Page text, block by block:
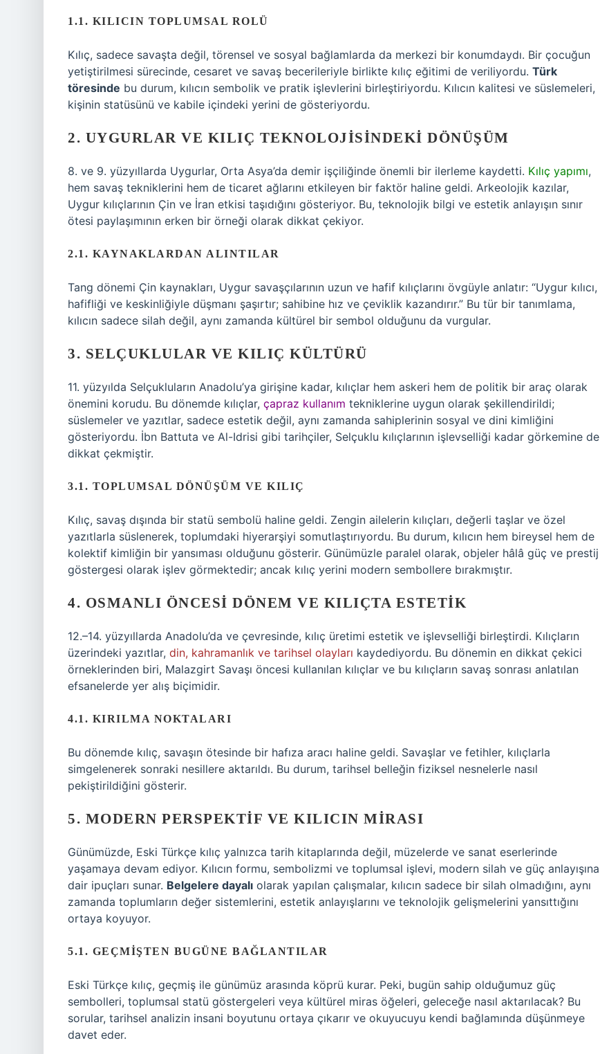
1.1. KILICIN TOPLUMSAL ROLÜ
Kılıç, sadece savaşta değil, törensel ve sosyal bağlamlarda da merkezi bir konumdaydı. Bir çocuğun
yetiştirilmesi sürecinde, cesaret ve savaş becerileriyle birlikte kılıç eğitimi de veriliyordu. Türk
töresinde bu durum, kılıcın sembolik ve pratik işlevlerini birleştiriyordu. Kılıcın kalitesi ve süslemeleri,
kişinin statüsünü ve kabile içindeki yerini de gösteriyordu.
2. UYGURLAR VE KILIÇ TEKNOLOJISINDEKI DÖNÜŞÜM
8. ve 9. yüzyıllarda Uygurlar, Orta Asya’da demir işçiliğinde önemli bir ilerleme kaydetti. Kılıç yapımı,
hem savaş tekniklerini hem de ticaret ağlarını etkileyen bir faktör haline geldi. Arkeolojik kazılar,
Uygur kılıçlarının Çin ve İran etkisi taşıdığını gösteriyor. Bu, teknolojik bilgi ve estetik anlayışın sınır
ötesi paylaşımının erken bir örneği olarak dikkat çekiyor.
2.1. KAYNAKLARDAN ALINTILAR
Tang dönemi Çin kaynakları, Uygur savaşçılarının uzun ve hafif kılıçlarını övgüyle anlatır: “Uygur kılıcı,
hafifliği ve keskinliğiyle düşmanı şaşırtır; sahibine hız ve çeviklik kazandırır.” Bu tür bir tanımlama,
kılıcın sadece silah değil, aynı zamanda kültürel bir sembol olduğunu da vurgular.
3. SELÇUKLULAR VE KILIÇ KÜLTÜRÜ
11. yüzyılda Selçukluların Anadolu’ya girişine kadar, kılıçlar hem askeri hem de politik bir araç olarak
önemini korudu. Bu dönemde kılıçlar, çapraz kullanım tekniklerine uygun olarak şekillendirildi;
süslemeler ve yazıtlar, sadece estetik değil, aynı zamanda sahiplerinin sosyal ve dini kimliğini
gösteriyordu. İbn Battuta ve Al-Idrisi gibi tarihçiler, Selçuklu kılıçlarının işlevselliği kadar görkemine de
dikkat çekmiştir.
3.1. TOPLUMSAL DÖNÜŞÜM VE KILIÇ
Kılıç, savaş dışında bir statü sembolü haline geldi. Zengin ailelerin kılıçları, değerli taşlar ve özel
yazıtlarla süslenerek, toplumdaki hiyerarşiyi somutlaştırıyordu. Bu durum, kılıcın hem bireysel hem de
kolektif kimliğin bir yansıması olduğunu gösterir. Günümüzle paralel olarak, objeler hâlâ güç ve prestij
göstergesi olarak işlev görmektedir; ancak kılıç yerini modern sembollere bırakmıştır.
4. OSMANLI ÖNCESI DÖNEM VE KILIÇTA ESTETIK
12.–14. yüzyıllarda Anadolu’da ve çevresinde, kılıç üretimi estetik ve işlevselliği birleştirdi. Kılıçların
üzerindeki yazıtlar, din, kahramanlık ve tarihsel olayları kaydediyordu. Bu dönemin en dikkat çekici
örneklerinden biri, Malazgirt Savaşı öncesi kullanılan kılıçlar ve bu kılıçların savaş sonrası anlatılan
efsanelerde yer alış biçimidir.
4.1. KIRILMA NOKTALARI
Bu dönemde kılıç, savaşın ötesinde bir hafıza aracı haline geldi. Savaşlar ve fetihler, kılıçlarla
simgelenerek sonraki nesillere aktarıldı. Bu durum, tarihsel belleğin fiziksel nesnelerle nasıl
pekiştirildiğini gösterir.
5. MODERN PERSPEKTIF VE KILICIN MIRASI
Günümüzde, Eski Türkçe kılıç yalnızca tarih kitaplarında değil, müzelerde ve sanat eserlerinde
yaşamaya devam ediyor. Kılıcın formu, sembolizmi ve toplumsal işlevi, modern silah ve güç anlayışına
dair ipuçları sunar. Belgelere dayalı olarak yapılan çalışmalar, kılıcın sadece bir silah olmadığını, aynı
zamanda toplumların değer sistemlerini, estetik anlayışlarını ve teknolojik gelişmelerini yansıttığını
ortaya koyuyor.
5.1. GEÇMIŞTEN BUGÜNE BAĞLANTILAR
Eski Türkçe kılıç, geçmiş ile günümüz arasında köprü kurar. Peki, bugün sahip olduğumuz güç
sembolleri, toplumsal statü göstergeleri veya kültürel miras öğeleri, geleceğe nasıl aktarılacak? Bu
sorular, tarihsel analizin insani boyutunu ortaya çıkarır ve okuyucuyu kendi bağlamında düşünmeye
davet eder.